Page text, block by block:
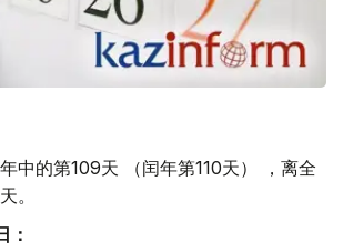
中的第109天 （闰年第110天） ，离全
。
：